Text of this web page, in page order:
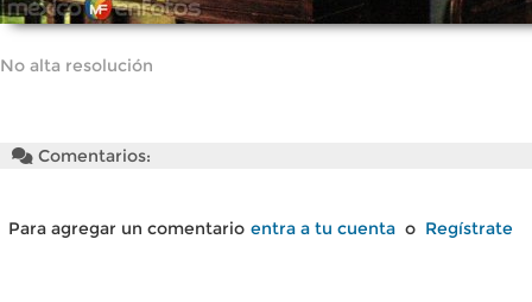
No alta resolución
Comentarios:
Para agregar un comentario entra a tu cuenta o Regístrate